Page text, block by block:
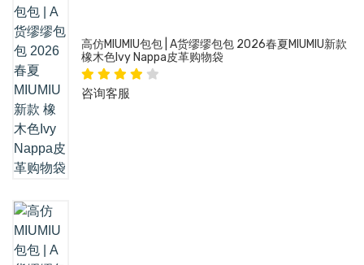
高仿MIUMIU包包 | A货缪缪包包 2026春夏MIUMIU新款
橡木色Ivy Nappa皮革购物袋
咨询客服